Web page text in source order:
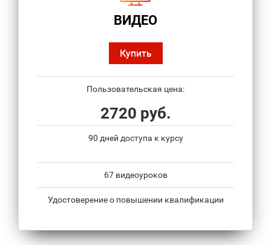
ВИДЕО
Купить
Пользовательская цена:
2720 руб.
90 дней доступа к курсу
67 видеоуроков
Удостоверение о повышении квалификации